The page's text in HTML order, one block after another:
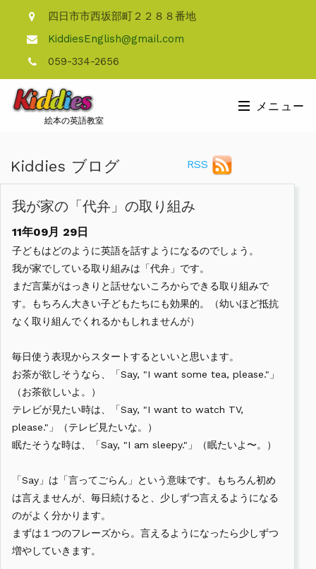
四日市市西坂部町２２８８番地
KiddiesEnglish@gmail.com
059-334-2656
絵本の英語教室
メニュー
Kiddies ブログ RSS
我が家の「代弁」の取り組み
11年09月 29日
子どもはどのように英語を話すようになるのでしょう。
我が家でしている取り組みは「代弁」です。
まだ言葉がはっきりと話せないころからできる取り組みで
す。もちろん大きい子どもたちにも効果的。（幼いほど抵抗
なく取り組んでくれるかもしれませんが）
毎日使う表現からスタートするといいと思います。
お茶が欲しそうなら、「Say, "I want some tea, please."」
（お茶欲しいよ。）
テレビが見たい時は、「Say, "I want to watch TV,
please."」（テレビ見たいな。）
眠たそうな時は、「Say, "I am sleepy."」（眠たいよ〜。）
「Say」は「言ってごらん」という意味です。もちろん初め
は言えませんが、毎日続けると、少しずつ言えるようになる
のがよく分かります。
まずは１つのフレーズから。言えるようになったら少しずつ
増やしていきます。